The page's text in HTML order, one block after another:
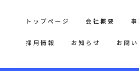
トップページ 会社概要
採用情報 お知らせ お問